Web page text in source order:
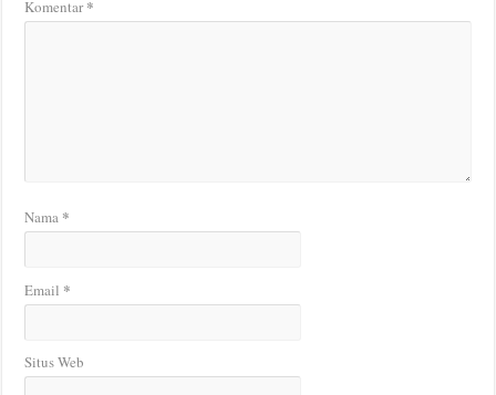
Komentar*
Nama *
Email *
Situs Web